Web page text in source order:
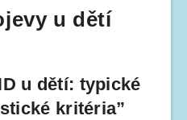
u dětí
u dětí: typické
kritéria”